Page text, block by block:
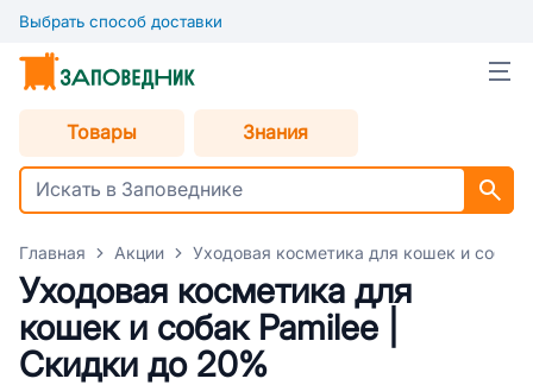
Выбрать способ доставки
Товары Знания
Главная Акции Уходовая косметика для кошек и собак
Уходовая косметика для
кошек и собак Pamilee |
Скидки до 20%